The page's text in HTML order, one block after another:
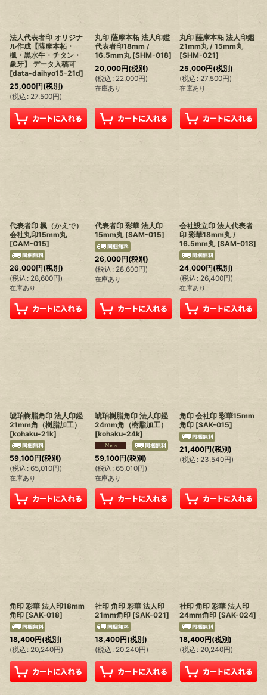
法人代表者印 オリジナ
ル作成【薩摩本柘・
楓・黒水牛・チタン・
象牙】 データ入稿可
[data-daihyo15-21d]
25,000円(税別)
(税込 : 27,500円)
丸印 薩摩本柘 法人印鑑
代表者印18mm /
16.5mm丸 [SHM-018]
20,000円(税別)
(税込 : 22,000円)
在庫あり
丸印 薩摩本柘 法人印鑑
21mm丸 / 15mm丸
[SHM-021]
25,000円(税別)
(税込 : 27,500円)
在庫あり
代表者印 楓（かえで）
会社丸印15mm丸
[CAM-015]
26,000円(税別)
(税込 : 28,600円)
在庫あり
代表者印 彩華 法人印
15mm丸 [SAM-015]
26,000円(税別)
(税込 : 28,600円)
在庫あり
会社設立印 法人代表者
印 彩華18mm丸 /
16.5mm丸 [SAM-018]
24,000円(税別)
(税込 : 26,400円)
在庫あり
琥珀樹脂角印 法人印鑑
21mm角（樹脂加工）
[kohaku-21k]
59,100円(税別)
(税込 : 65,010円)
在庫あり
琥珀樹脂角印 法人印鑑
24mm角（樹脂加工）
[kohaku-24k]
59,100円(税別)
(税込 : 65,010円)
在庫あり
角印 会社印 彩華15mm
角印 [SAK-015]
21,400円(税別)
(税込 : 23,540円)
角印 彩華 法人印18mm
角印 [SAK-018]
18,400円(税別)
(税込 : 20,240円)
社印 角印 彩華 法人印
21mm角印 [SAK-021]
18,400円(税別)
(税込 : 20,240円)
社印 角印 彩華 法人印
24mm角印 [SAK-024]
18,400円(税別)
(税込 : 20,240円)